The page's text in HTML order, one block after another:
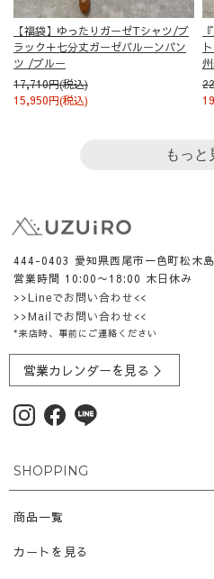
【福袋】ゆったりガーゼTシャツ/ブ
ラック＋七分丈ガーゼバルーンパン
ツ /ブルー
17,710円(税込)
15,950円(税込)
もっと
444-0403 愛知県西尾市一色町松木
営業時間 10:00〜18:00 木日休み
>>Lineでお問い合わせ<<
>>Mailでお問い合わせ<<
*来店時、事前にご連絡ください
営業カレンダーを見る ＞
SHOPPING
商品一覧
カートを見る